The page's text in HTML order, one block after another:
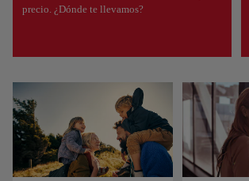
precio. ¿Dónde te llevamos?